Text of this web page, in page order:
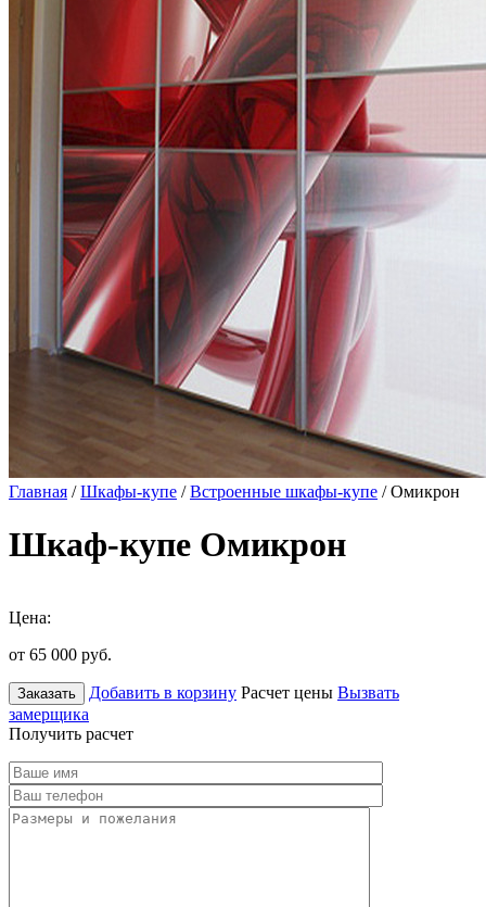
Главная /Шкафы-купе /Встроенные шкафы-купе / Омикрон
Шкаф-купе Омикрон
Цена:
от 65 000 руб.
Заказать Добавить в корзину Расчет цены Вызвать
замерщика
Получить расчет